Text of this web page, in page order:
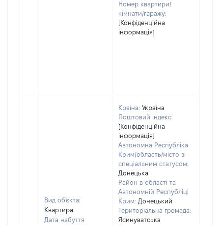
Номер квартири/
кімнати/гаражу:
[Конфіденційна
інформація]
Вид об'єкта:
Квартира
Дата набуття
Країна: Україна
Поштовий індекс:
[Конфіденційна
інформація]
Автономна Республіка
Крим/область/місто зі
спеціальним статусом:
Донецька
Район в області та
Автономній Республіці
Крим: Донецький
Територіальна громада:
Ясинуватська